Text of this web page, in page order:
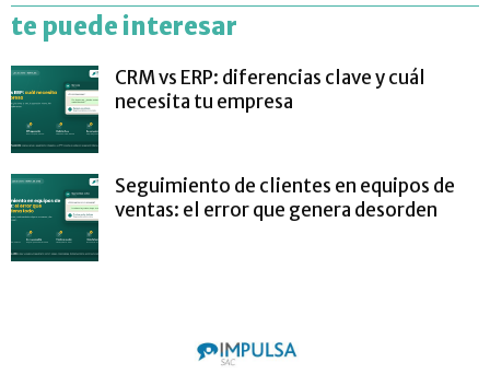
te puede interesar
CRM vs ERP: diferencias clave y cuál
necesita tu empresa
Seguimiento de clientes en equipos de
ventas: el error que genera desorden